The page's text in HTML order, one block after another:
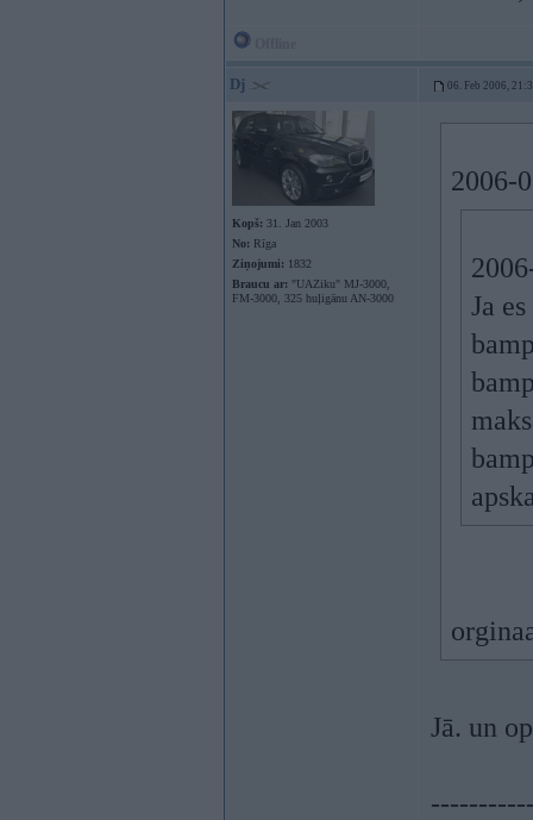
Dj 06. Feb 2006,
Kopš: 31. Jan 2003
No: Rīga
Ziņojumi: 1832
Braucu ar: "UAZiku" MJ-3000,
FM-3000, 325 huļigānu AN-3000
2006-
Ja
Jā. un